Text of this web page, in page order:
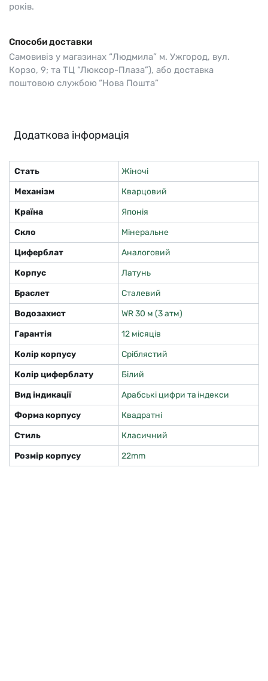
років.
Способи доставки
Самовивіз у магазинах “Людмила” м. Ужгород, вул.
Корзо, 9; та ТЦ “Люксор-Плаза”), або доставка
поштовою службою “Нова Пошта”
Додаткова інформація
Стать
Жіночі
Механізм
Кварцовий
Країна
Японія
Скло
Мінеральне
Циферблат
Аналоговий
Корпус
Латунь
Браслет
Сталевий
Водозахист
WR 30 м (3 атм)
Гарантія
12 місяців
Колір корпусу
Сріблястий
Колір циферблату
Білий
Вид індикації
Арабські цифри та індекси
Форма корпусу
Квадратні
Стиль
Класичний
Розмір корпусу
22mm